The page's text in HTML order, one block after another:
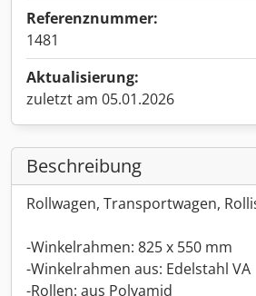
Referenznummer:
1481
Aktualisierung:
zuletzt am 05.01.2026
Beschreibung
Rollwagen, Transportwagen,
-Winkelrahmen: 825 x 550 mm
-Winkelrahmen aus: Edelstahl VA
-Rollen: aus Polyamid